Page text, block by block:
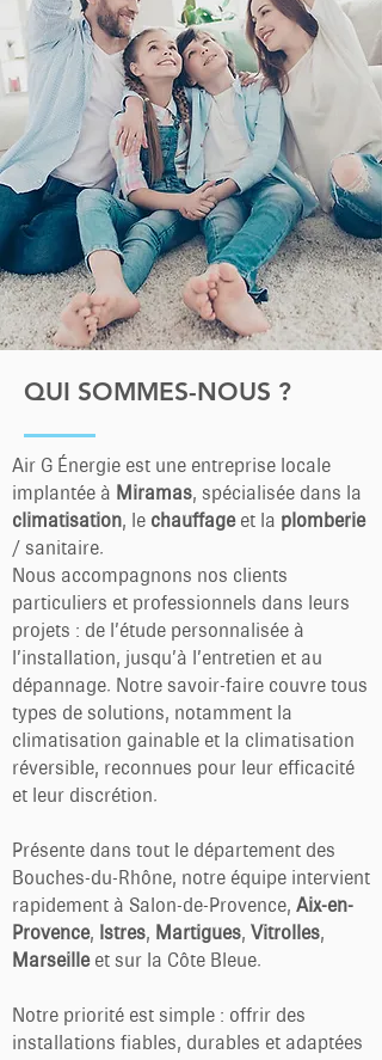
QUI SOMMES-NOUS ?
Air G Énergie est une entreprise locale
implantée à Miramas, spécialisée dans la
climatisation, le chauffage et la plomberie
/ sanitaire.
Nous accompagnons nos clients
particuliers et professionnels dans leurs
projets : de l’étude personnalisée à
l’installation, jusqu’à l’entretien et au
dépannage. Notre savoir-faire couvre tous
types de solutions, notamment la
climatisation gainable et la climatisation
réversible, reconnues pour leur efficacité
et leur discrétion.
Présente dans tout le département des
Bouches-du-Rhône, notre équipe intervient
rapidement à Salon-de-Provence, Aix-en-
Provence, Istres, Martigues, Vitrolles,
Marseille et sur la Côte Bleue.
Notre priorité est simple : offrir des
installations fiables, durables et adaptées